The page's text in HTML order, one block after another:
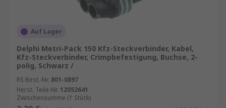
Auf Lager
Delphi Metri-Pack 150 Kfz-Steckverbinder, Kabel,
Kfz-Steckverbinder, Crimpbefestigung, Buchse, 2-
polig, Schwarz /
RS Best.-Nr. 801-0897
Herst. Teile-Nr. 12052641
Zwischensumme (1 Stück)